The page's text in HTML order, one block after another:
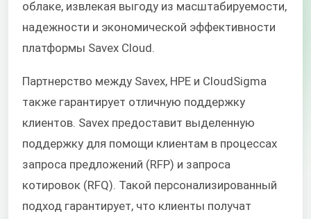
облаке, извлекая выгоду из масштабируемости,
надежности и экономической эффективности
платформы Savex Cloud.
Партнерство между Savex, HPE и CloudSigma
также гарантирует отличную поддержку
клиентов. Savex предоставит выделенную
поддержку для помощи клиентам в процессах
запроса предложений (RFP) и запроса
котировок (RFQ). Такой персонализированный
подход гарантирует, что клиенты получат